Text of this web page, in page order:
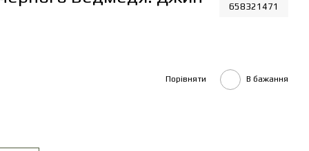
658321471
Порівняти В бажання